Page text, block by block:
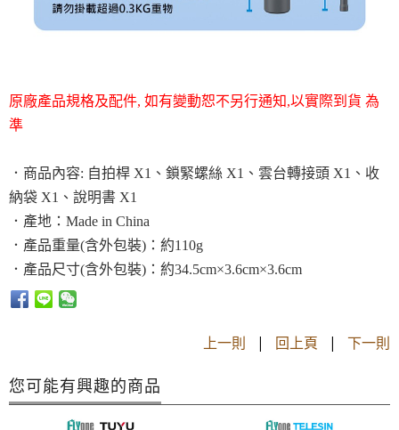
原廠產品規格及配件, 如有變動恕不另行通知,以實際到貨 為
準
．商品內容: 自拍桿 X1、鎖緊螺絲 X1 、雲台轉接頭 X1 、收
納袋 X1、說明書 X1
． 產地：Made in China
． 產品重量(含外包裝)：約110g
． 產品尺寸(含外包裝)：約34.5cm×3.6cm×3.6cm
上一則 | 回上頁 | 下一則
您可能有興趣的商品